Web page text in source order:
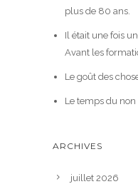
plus de 80 ans.
Il était une fois
Avant les
Le goût des
Le temps du
ARCHIVES
juillet 2026